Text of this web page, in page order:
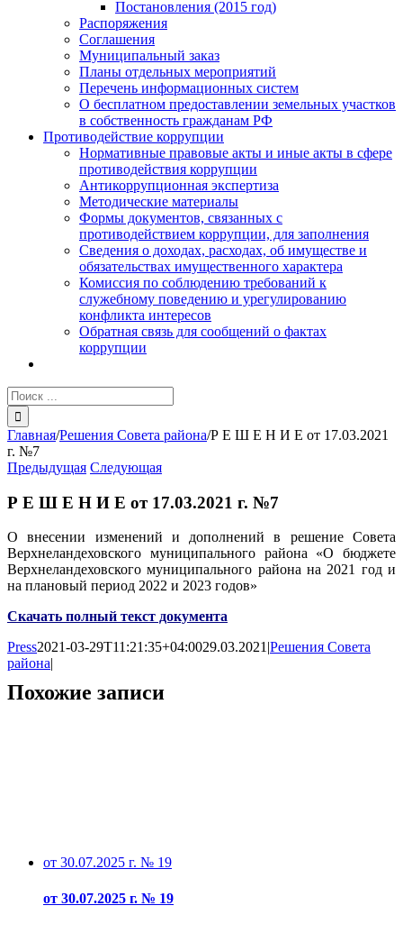
Постановления (2015 год)
Распоряжения
Соглашения
Муниципальный заказ
Планы отдельных мероприятий
Перечень информационных систем
О бесплатном предоставлении земельных участков
в собственность гражданам РФ
Противодействие коррупции
Нормативные правовые акты и иные акты в сфере
противодействия коррупции
Антикоррупционная экспертиза
Методические материалы
Формы документов, связанных с
противодействием коррупции, для заполнения
Сведения о доходах, расходах, об имуществе и
обязательствах имущественного характера
Комиссия по соблюдению требований к
служебному поведению и урегулированию
конфликта интересов
Обратная связь для сообщений о фактах
коррупции
Результат
поиска:
Главная/Решения Совета района/Р Е Ш Е Н И Е от 17.03.2021
г. №7
Предыдущая Следующая
Р Е Ш Е Н И Е от 17.03.2021 г. №7
О внесении изменений и дополнений в решение Совета
Верхнеландеховского муниципального района «О бюджете
Верхнеландеховского муниципального района на 2021 год и
на плановый период 2022 и 2023 годов»
Скачать полный текст документа
Press2021-03-29T11:21:35+04:0029.03.2021|Решения Совета
района|
Похожие записи
от 30.07.2025 г. № 19
от 30.07.2025 г. № 19